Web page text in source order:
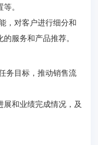
。
，对客户进行细分和
服务和产品推荐。
务目标，推动销售流
和业绩完成情况，及